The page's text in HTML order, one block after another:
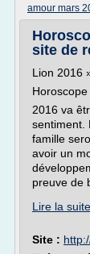
amour mars
site de
Lion 2016
2016 va
sentiment.
famille
avoir un
preuve de
Lire la suite
Site :